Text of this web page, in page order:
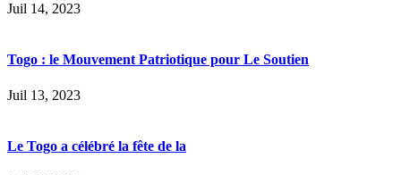
Juil 14, 2023
Togo : le Mouvement Patriotique pour Le Soutien
Juil 13, 2023
Le Togo a célébré la fête de la